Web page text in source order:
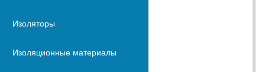
Изоляторы
Изоляционные материалы